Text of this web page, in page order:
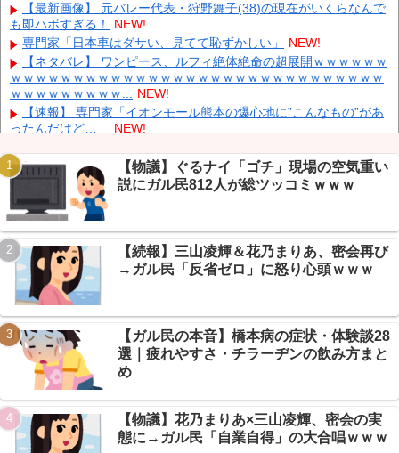
【衝撃】 中国製ルーター20機種にバックドア発見！ ネットに繋
ぐだけで35秒ごとに中国のサーバーと通信
ダイソーの220円のUSBケーブルが3ヶ月でダメになったんやが
NEW!
中国「大洪水！」三峡ダム「大雨で増水（台風直撃前」中国ダム
「緊急放流！」中国鉄道「列車が走行中に流される」中国避難所
「支援物資は有料です」謎の勢力「え」→ NEW!
Powered by livedoor 相互RSS
【最新画像】 元バレー代表・狩野舞子(38)の現在がいくらなんで
も即ハボすぎる！
NEW!
専門家「日本車はダサい、見てて恥ずかしい」
NEW!
【ネタバレ】 ワンピース、ルフィ絶体絶命の超展開ｗｗｗｗｗｗ
ｗｗｗｗｗｗｗｗｗｗｗｗｗｗｗｗｗｗｗｗｗｗｗｗｗｗｗｗｗｗ
ｗｗｗｗｗｗｗｗｗ... NEW!
【速報】 専門家「イオンモール熊本の爆心地に”こんなもの”があ
ったんだけど…」
NEW!
結果が笑えるｗｗｗ
NEW!
【保存版】電源タップの寿命は3〜5年→なんG民「20年放置」
続々でガチ勢が戦慄ｗｗｗ
【悲報】毒・細菌兵器でハンターハンター王子全滅ｗｗｗ念能力
バトル終了？→毒が最強www NEW!
【速報】秋田県、UAE2兆円投資のAIデータセンター誘致へ→県
予算3年分超ｗｗｗ
NEW!
【悲報】免許取り立て大学生、AT限定煽るも→40万かけてペーパ
ードライバーだったｗｗｗ
Powered by livedoor 相互RSS
【物議】ぐるナイ「ゴチ」現場の空気重い
説にガル民812人が総ツッコミｗｗｗ
【続報】三山凌輝＆花乃まりあ、密会再び
→ガル民「反省ゼロ」に怒り心頭ｗｗｗ
【ガル民の本音】橋本病の症状・体験談28
選｜疲れやすさ・チラーヂンの飲み方まと
め
【物議】花乃まりあ×三山凌輝、密会の実
態に→ガル民「自業自得」の大合唱ｗｗｗ